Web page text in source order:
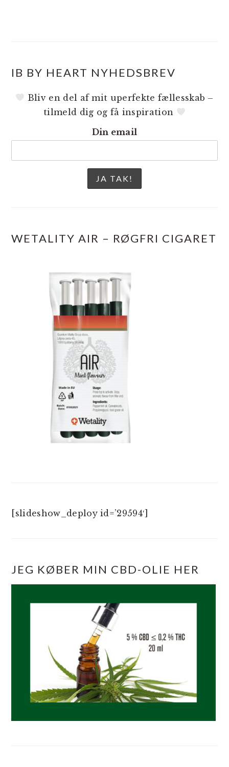
IB BY HEART NYHEDSBREV
Bliv en del af mit uperfekte fællesskab –
tilmeld dig og få inspiration
Din email
WETALITY AIR – RØGFRI CIGARET
[slideshow_deploy id=’29594′]
JEG KØBER MIN CBD-OLIE HER